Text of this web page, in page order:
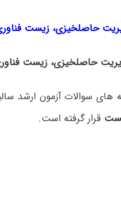
حاصلخیزی، زیست فناوری
حاصلخیزی، زیست فناوری و
های سوالات آزمون ارشد
قرار گرفته است.